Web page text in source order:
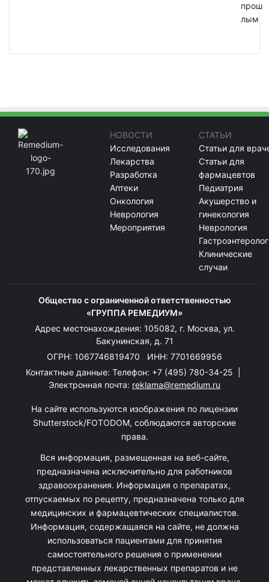
прош
лым
НОВОСТИ
Исследования
Лекарства
Разработка
Аптеки
Онкология
Неврология
Мероприятия
СТАТЬИ
Статьи для
Статьи для
фармацевтов
Педиатрия
Акушерство и
гинекология
Неврология
Клинические
случаи
Общество с ограниченной ответственностью
«ГРУППА РЕМЕДИУМ»
Адрес местонахождения: 105082, г. Москва, ул.
Бакунинская, д. 71
ОГРН: 1067746819470 ИНН: 7701669956
Контактные данные: Телефон: +7 (495) 780-34-25
Электронная почта: reklama@remedium.ru
На сайте используются изображения по лицензии
Shutterstock/FOTODOM, соблюдаются авторские
права.
Вся информация, размещенная на веб-сайте,
предназначена исключительно для работников
здравоохранения. Информация о препаратах,
отпускаемых по рецепту, предназначена только для
медицинских и фармацевтических специалистов.
Информация, содержащаяся на сайте, не должна
использоваться пациентами для принятия
самостоятельного решения о применении
представленных лекарственных препаратов и не